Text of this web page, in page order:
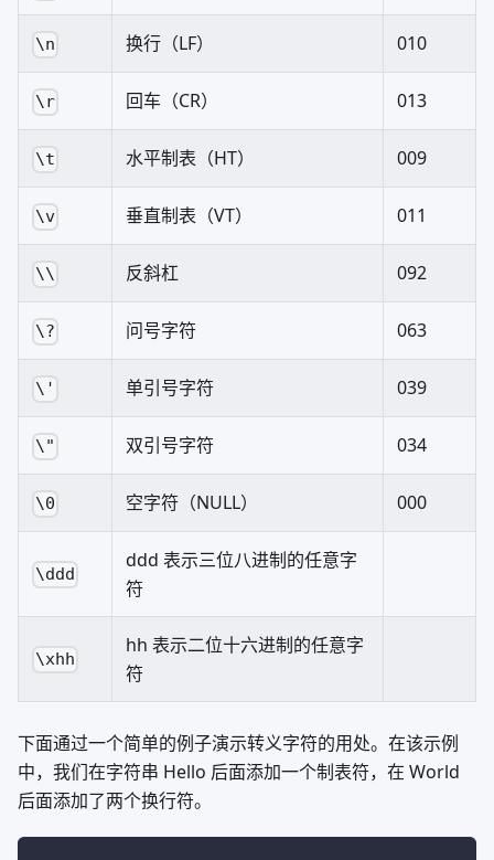
\n 换行（LF） 010
\r 回车（CR） 013
\t 水平制表（HT） 009
\v 垂直制表（VT） 011
\\ 反斜杠 092
\? 问号字符 063
\' 单引号字符 039
\" 双引号字符 034
\0 空字符（NULL） 000
\ddd
ddd 表示三位八进制的任意字
符
\xhh
hh 表示二位十六进制的任意字
符
下面通过一个简单的例子演示转义字符的用处。在该示例
中，我们在字符串 Hello 后面添加一个制表符，在 World
后面添加了两个换行符。